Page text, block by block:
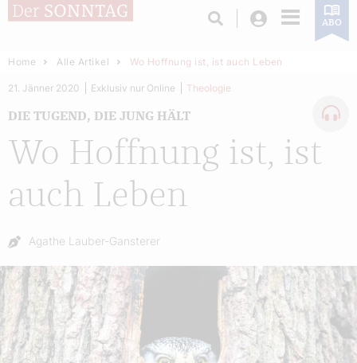
Login ABO
Home Alle Artikel Wo Hoffnung ist, ist auch Leben
Wo Hoffnung ist, ist
auch Leben
DIE TUGEND, DIE JUNG HÄLT
21. Jänner 2020 Exklusiv nur Online Theologie
Autor:
Agathe Lauber-Gansterer